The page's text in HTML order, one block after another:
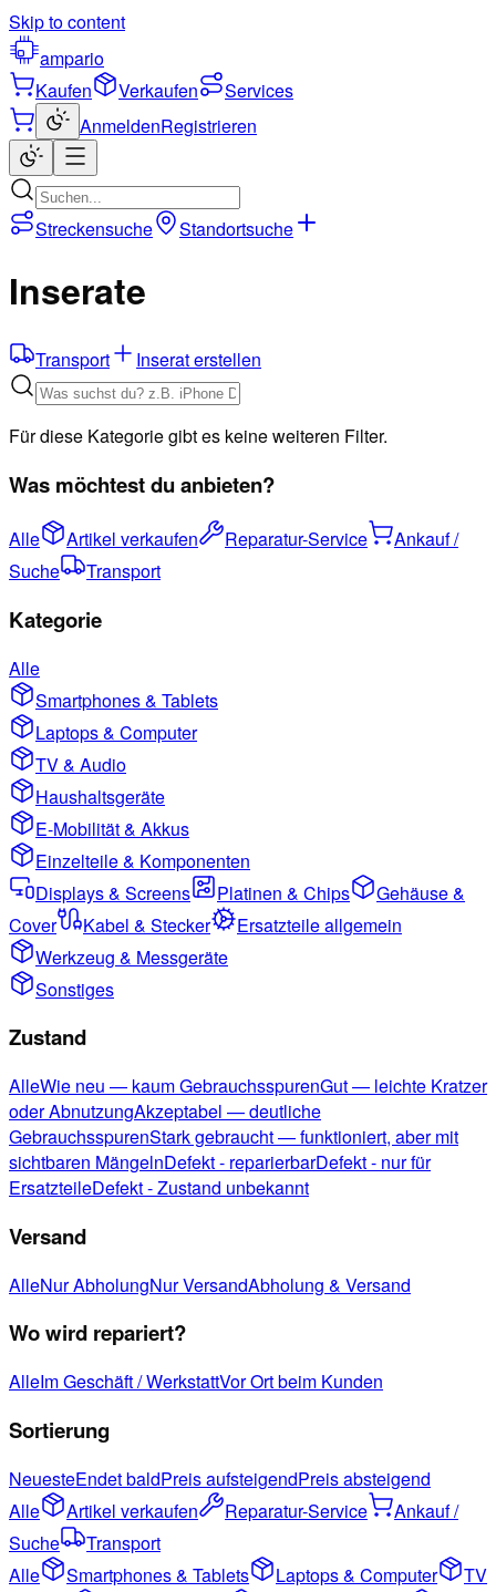
Skip to content
ampario
Kaufen
Verkaufen
Services
AnmeldenRegistrieren
Streckensuche Standortsuche
Inserate
Transport Inserat erstellen
Für diese Kategorie gibt es keine weiteren Filter.
Was möchtest du anbieten?
Alle Artikel verkaufen Reparatur-Service
Ankauf /
Suche
Transport
Kategorie
Alle
Smartphones & Tablets
Laptops & Computer
TV & Audio
Haushaltsgeräte
E-Mobilität & Akkus
Einzelteile & Komponenten
Displays & Screens
Platinen & Chips
Gehäuse &
Cover
Kabel & Stecker
Ersatzteile allgemein
Werkzeug & Messgeräte
Sonstiges
Zustand
AlleWie neu — kaum GebrauchsspurenGut — leichte Kratzer
oder AbnutzungAkzeptabel — deutliche
GebrauchsspurenStark gebraucht — funktioniert, aber mit
sichtbaren MängelnDefekt - reparierbarDefekt - nur für
ErsatzteileDefekt - Zustand unbekannt
Versand
AlleNur AbholungNur VersandAbholung & Versand
Wo wird repariert?
AlleIm Geschäft / WerkstattVor Ort beim Kunden
Sortierung
NeuesteEndet baldPreis aufsteigendPreis absteigend
Alle
Artikel verkaufen Reparatur-Service
Ankauf /
Suche
Transport
Alle
Smartphones & Tablets Laptops & Computer
TV